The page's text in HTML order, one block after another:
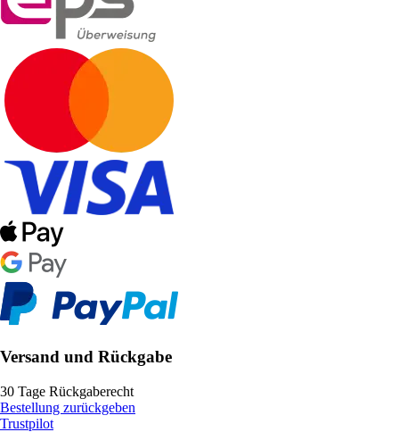
Versand und Rückgabe
30 Tage Rückgaberecht
Bestellung zurückgeben
Trustpilot